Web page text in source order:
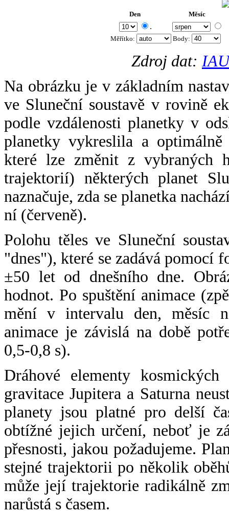
Den Měsíc
.
Měřítko: Body:
Zdroj dat:
Na obrázku je v základním
ve Sluneční soustavě v rovině
podle vzdálenosti planetky v
planetky vykreslila a
které lze změnit z vybraných
trajektorií) některých planet
naznačuje, zda se planetka
ní (červeně).
Polohu těles ve Sluneční
"dnes"), které se zadává pomocí
±50 let od dnešního dne.
hodnot. Po spuštění animace
mění v intervalu den, měsíc
animace je závislá na době
0,5-0,8 s).
Dráhové elementy
gravitace Jupitera a Saturna
planety jsou platné pro delší
obtížné jejich určení, neboť je
přesnosti, jakou požadujeme.
stejné trajektorii po několik
může její trajektorie radikálně
narůstá s časem.